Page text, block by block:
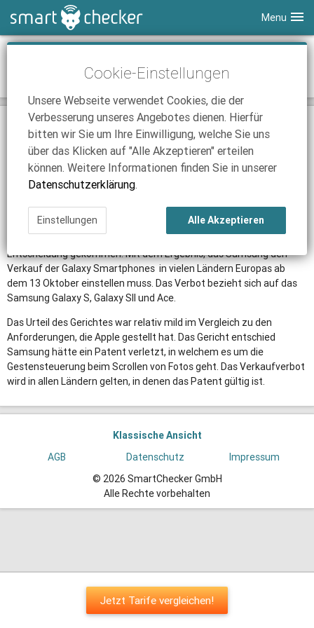
Menu
Smartphone Vergleich
Anbieter
iPhone Tarifvergleich
News
Ratgeber
Tarifvergleich
Tablet Vergleich
Surfsticks
iPad Tarifvergleich
News
Tarifvergleich
Internetanbieter
DSL Tarife
News
SmartChecker TV
Smartphones in der EU
24.08.2011 | 17:17|Nick Linger
Düsseldorf. (SCS)Ein niederländisches Gericht hat ein
Verkaufsverbot für Samsungs Galaxy Smartphones
ausgesprochen.
hatte eine komplette Verkaufssperre von
Produkten in Europa gefordert. Eine Entscheidung in dem Fall sollte
eigentlich am 15 September getroffen werden. Wie Foss Patents
Entscheidung gekommen. Mit dem Ergebnis, das Samsung den
Verkauf der Galaxy Smartphones in vielen Ländern Europas ab
dem 13 Oktober einstellen muss. Das Verbot bezieht sich auf das
Samsung Galaxy S, Galaxy SII und Ace.
Das Urteil des Gerichtes war relativ mild im Vergleich zu den
Anforderungen, die Apple gestellt hat. Das Gericht entschied
Samsung hätte ein Patent verletzt, in welchem es um die
Gestensteuerung beim Scrollen von Fotos geht. Das Verkaufverbot
wird in allen Ländern gelten, in denen das Patent gültig ist.
Jetzt Tarife vergleichen!
Klassische Ansicht
AGB
Datenschutz
Impressum
© 2026 SmartChecker GmbH
Alle Rechte vorbehalten
Cookie-Einstellungen
Unsere Webseite verwendet Cookies, die der
Verbesserung unseres Angebotes dienen. Hierfür
bitten wir Sie um Ihre Einwilligung, welche Sie uns
über das Klicken auf "Alle Akzeptieren" erteilen
können. Weitere Informationen finden Sie in unserer
Datenschutzerklärung.
Einstellungen Alle Akzeptieren